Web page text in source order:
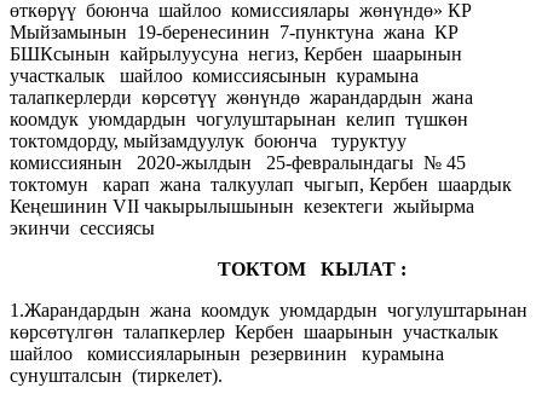
өткөрүү боюнча шайлоо комиссиялары жөнүндө» КР
Мыйзамынын 19-беренесинин 7-пунктуна жана КР
БШКсынын кайрылуусуна негиз, Кербен шаарынын
участкалык шайлоо комиссиясынын курамына
талапкерлерди көрсөтүү жөнүндө жарандардын жана
коомдук уюмдардын чогулуштарынан келип түшкөн
токтомдорду, мыйзамдуулук боюнча туруктуу
комиссиянын 2020-жылдын 25-февралындагы № 45
токтомун карап жана талкуулап чыгып, Кербен шаардык
Кеңешинин VII чакырылышынын кезектеги жыйырма
экинчи сессиясы
ТОКТОМ КЫЛАТ :
1.Жарандардын жана коомдук уюмдардын чогулуштарынан
көрсөтүлгөн талапкерлер Кербен шаарынын участкалык
шайлоо комиссияларынын резервинин курамына
сунушталсын (тиркелет).